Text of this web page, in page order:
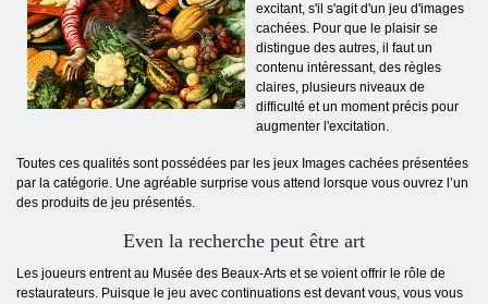
excitant, s'il s'agit d'un jeu d'images
cachées. Pour que le plaisir se
distingue des autres, il faut un
contenu intéressant, des règles
claires, plusieurs niveaux de
difficulté et un moment précis pour
augmenter l'excitation.
Toutes ces qualités sont possédées par les jeux Images cachées présentées
par la catégorie. Une agréable surprise vous attend lorsque vous ouvrez l’un
des produits de jeu présentés.
Even la recherche peut être art
Les joueurs entrent au Musée des Beaux-Arts et se voient offrir le rôle de
restaurateurs. Puisque le jeu avec continuations est devant vous, vous vous